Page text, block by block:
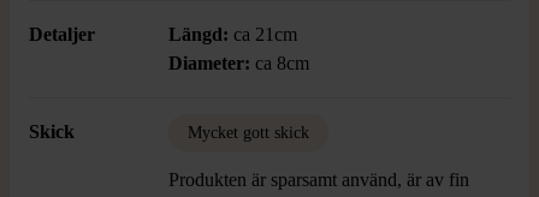
Detaljer Längd: ca 21cm
Diameter: ca 8cm
Skick Mycket gott skick
Produkten är sparsamt använd, är av fin